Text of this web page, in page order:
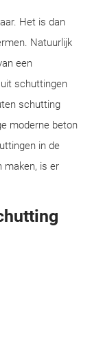
Het is dan
Natuurlijk
een
schuttingen
schutting
moderne beton
in de
maken, is er